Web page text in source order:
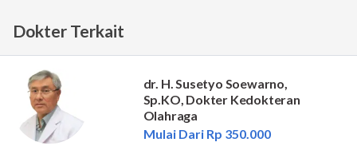
Dokter Terkait